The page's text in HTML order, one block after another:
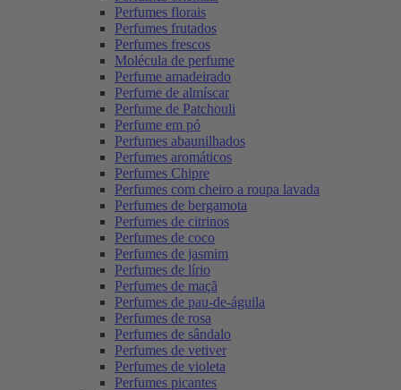
Perfumes florais
Perfumes frutados
Perfumes frescos
Molécula de perfume
Perfume amadeirado
Perfume de almíscar
Perfume de Patchouli
Perfume em pó
Perfumes abaunilhados
Perfumes aromáticos
Perfumes Chipre
Perfumes com cheiro a roupa lavada
Perfumes de bergamota
Perfumes de citrinos
Perfumes de coco
Perfumes de jasmim
Perfumes de lírio
Perfumes de maçã
Perfumes de pau-de-águila
Perfumes de rosa
Perfumes de sândalo
Perfumes de vetiver
Perfumes de violeta
Perfumes picantes